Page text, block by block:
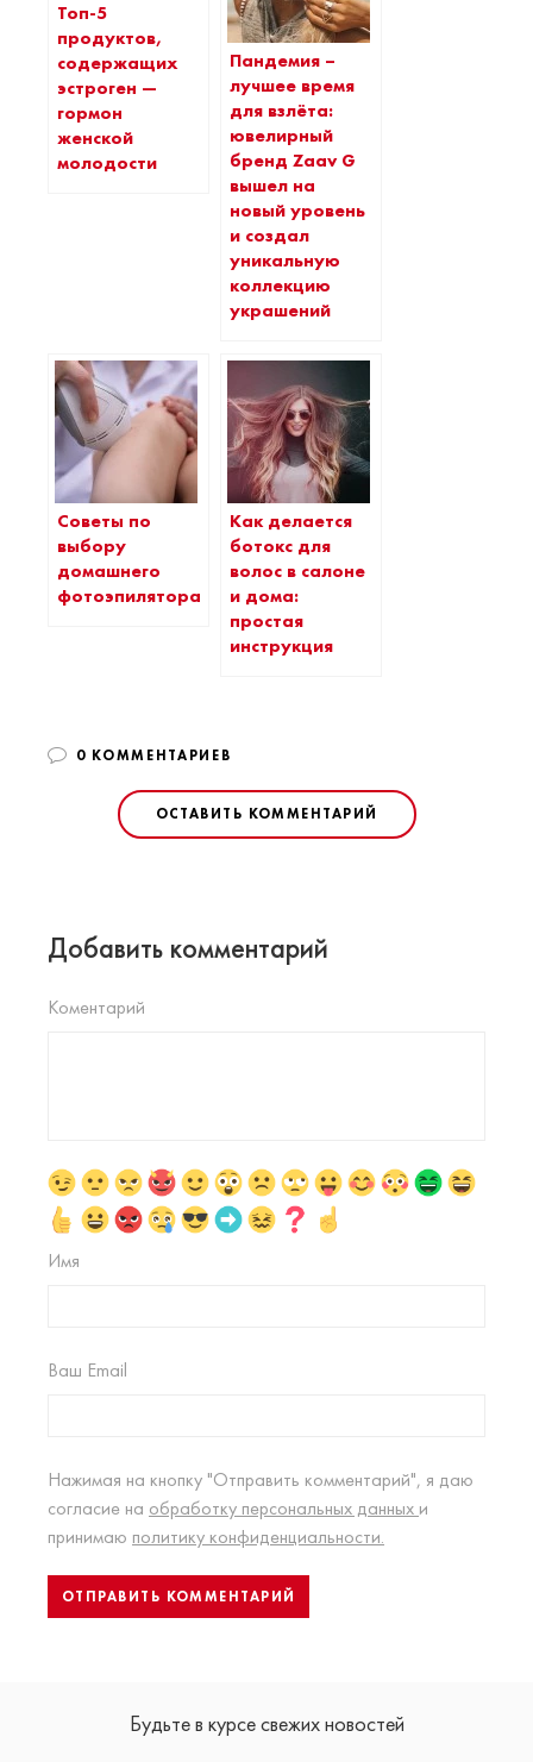
Топ-5
продуктов,
содержащих
эстроген —
гормон
женской
молодости
Пандемия –
лучшее время
для взлёта:
ювелирный
бренд Zaav G
вышел на
новый уровень
и создал
уникальную
коллекцию
украшений
Советы по
выбору
домашнего
фотоэпилятора
Как делается
ботокс для
волос в салоне
и дома:
простая
инструкция
0 КОММЕНТАРИЕВ
ОСТАВИТЬ КОММЕНТАРИЙ
Добавить комментарий
Коментарий
Имя
Ваш Email
Нажимая на кнопку "Отправить комментарий", я даю
согласие на обработку персональных данных и
принимаю политику конфиденциальности.
Будьте в курсе свежих новостей